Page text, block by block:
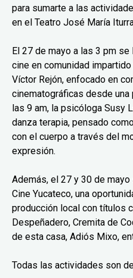
para sumarte a las
en el Teatro José María
El 27 de mayo a las 3 pm
cine en comunidad
Víctor Rejón, enfocado en
cinematográficas desde una
las 9 am, la psicóloga Susy
danza terapia, pensado
con el cuerpo a través del
expresión.
Además, el 27 y 30 de
Cine Yucateco, una
producción local con títulos
Despeñadero, Cremita de
de esta casa, Adiós Mixo,
Todas las actividades son